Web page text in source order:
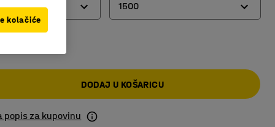
1500
2500
DODAJ U KOŠARICU
popis za kupovinu
kolačiće